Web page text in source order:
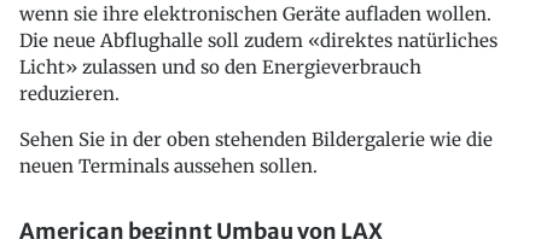
wenn sie ihre elektronischen Geräte aufladen wollen.
Die neue Abflughalle soll zudem «direktes natürliches
Licht» zulassen und so den Energieverbrauch
reduzieren.
Sehen Sie in der oben stehenden Bildergalerie wie die
neuen Terminals aussehen sollen.
American beginnt Umbau von LAX